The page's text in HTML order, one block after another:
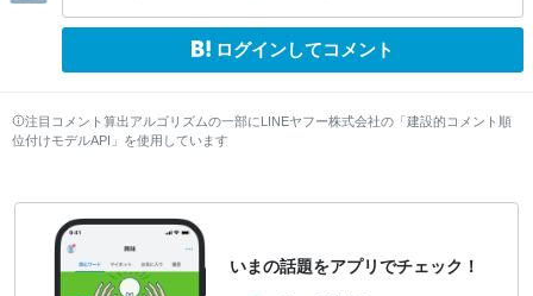
ログインしてコメント
注目コメント算出アルゴリズムの一部にLINEヤフー株式会社の「建設的コメント順
位付けモデルAPI」を使用しています
いまの話題をアプリでチェック！